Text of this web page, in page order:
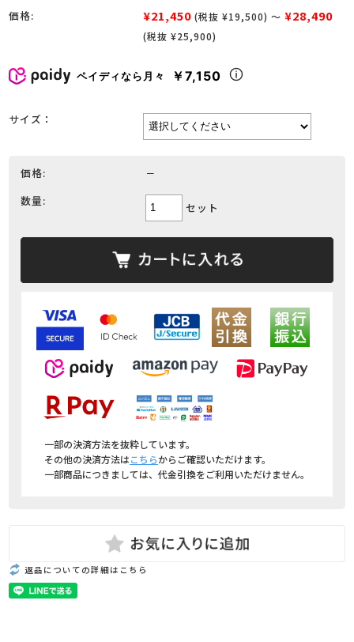
価格: ¥21,450 (税抜 ¥19,500) ～ ¥28,490
(税抜 ¥25,900)
ペイディなら月々 ￥7,150
サイズ：
価格: －
数量: セット
一部の決済方法を抜粋しています。
その他の決済方法はこちらからご確認いただけます。
一部商品につきましては、代金引換をご利用いただけません。
返品についての詳細はこちら